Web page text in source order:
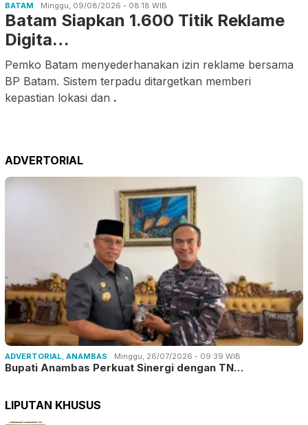
BATAM Minggu, 09/08/2026 - 08:18 WIB
Batam Siapkan 1.600 Titik Reklame
Digita…
Pemko Batam menyederhanakan izin reklame bersama
BP Batam. Sistem terpadu ditargetkan memberi
kepastian lokasi dan .
ADVERTORIAL
ADVERTORIAL, ANAMBAS Minggu, 26/07/2026 - 09:39 WIB
Bupati Anambas Perkuat Sinergi dengan TN…
LIPUTAN KHUSUS